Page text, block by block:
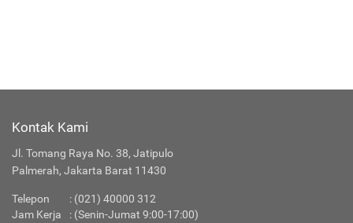
Kontak Kami
Jl. Tomang Raya No. 38, Jatipulo
Palmerah, Jakarta Barat 11430
Telepon : (021) 40000 312
Jam Kerja
: (Senin-Jumat 9:00-17:00)